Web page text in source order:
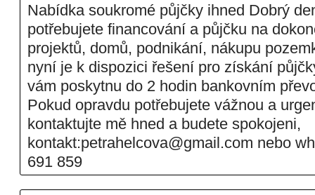
Nabídka soukromé půjčky ihned Dobrý
potřebujete financování a půjčku na
projektů, domů, podnikání, nákupu
nyní je k dispozici řešení pro získání
vám poskytnu do 2 hodin bankovním
Pokud opravdu potřebujete vážnou a
kontaktujte mě hned a budete spokojeni,
kontakt:petrahelcova@gmail.com nebo
691 859